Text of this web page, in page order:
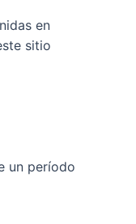
en
sitio
un período